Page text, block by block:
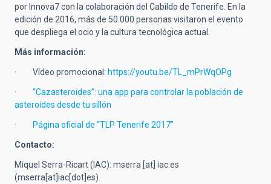
por Innova7 con la colaboración del Cabildo de Tenerife. En la
edición de 2016, más de 50.000 personas visitaron el evento
que despliega el ocio y la cultura tecnológica actual.
Más información:
· Vídeo promocional: https://youtu.be/TL_mPrWqOPg
· “Cazasteroides”: una app para controlar la población de
asteroides desde tu sillón
· Página oficial de “TLP Tenerife 2017”
Contacto:
Miquel Serra-Ricart (IAC): mserra [at] iac.es
(mserra[at]iac[dot]es)